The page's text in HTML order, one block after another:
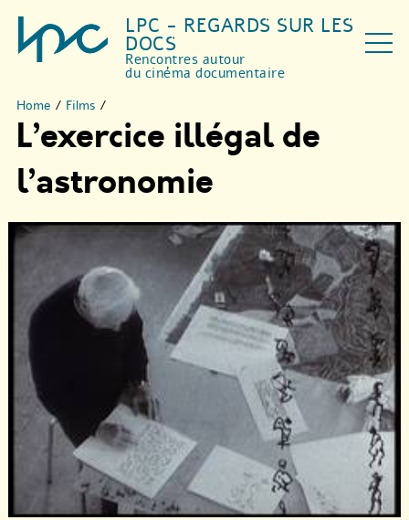
LPC - REGARDS SUR LES
DOCS
Rencontres autour
du cinéma documentaire
Home / Films /
L’exercice illégal de
l’astronomie